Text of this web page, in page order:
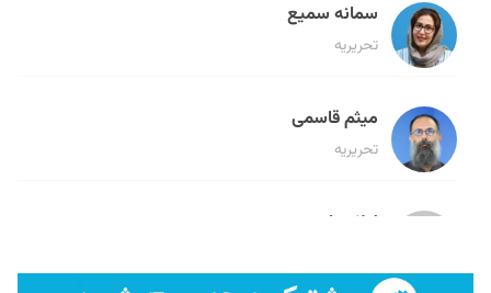
سمانه سمیع
تحریریه
میثم قاسمی
تحریریه
لیلا حنارود